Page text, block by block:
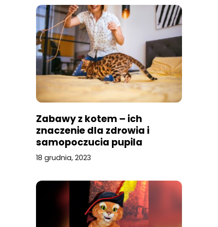
Zabawy z kotem – ich
znaczenie dla zdrowia i
samopoczucia pupila
18 grudnia, 2023